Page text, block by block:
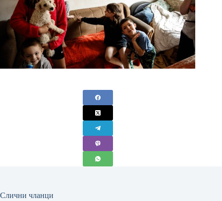
Слични чланци